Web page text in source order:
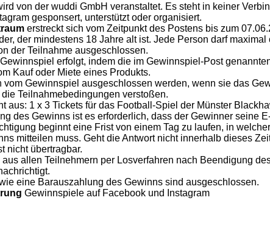
von der wuddi GmbH veranstaltet. Es steht in keiner
gesponsert, unterstützt oder organisiert.
erstreckt sich vom Zeitpunkt des Postens bis zum
der mindestens 18 Jahre alt ist. Jede Person darf
der Teilnahme ausgeschlossen.
erfolgt, indem die im Gewinnspiel-Post
Kauf oder Miete eines Produkts.
vom Gewinnspiel ausgeschlossen werden, wenn sie das
Teilnahmebedingungen verstoßen.
aus: 1 x 3 Tickets für das Football-Spiel der Münster
des Gewinns ist es erforderlich, dass der Gewinner seine
beginnt eine Frist von einem Tag zu laufen, in
mitteilen muss. Geht die Antwort nicht innerhalb dieses
nicht übertragbar.
allen Teilnehmern per Losverfahren nach Beendigung
eine Barauszahlung des Gewinns sind ausgeschlossen.
Gewinnspiele auf Facebook und Instagram